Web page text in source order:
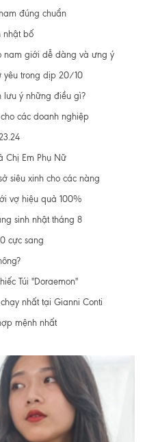
đúng chuẩn
nhật bố
nam giới dễ dàng và ưng ý
yêu trong dịp 20/10
lưu ý những điều gì?
các doanh nghiệp
Chị Em Phụ Nữ
siêu xinh cho các nàng
vợ hiệu quả 100%
sinh nhật tháng 8
cực sang
Túi "Doraemon"
nhất tại Gianni Conti
mệnh nhất